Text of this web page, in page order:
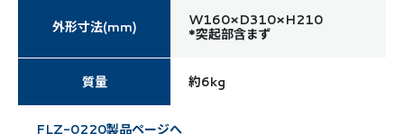
外形寸法(mm)
W160×D310×H210
*突起部含まず
質量 約6kg
FLZ-0220製品ページへ